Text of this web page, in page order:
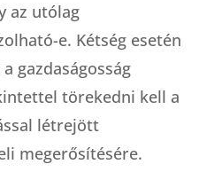
az utólag
e. Kétség esetén
gazdaságosság
törekedni kell a
létrejött
megerősítésére.